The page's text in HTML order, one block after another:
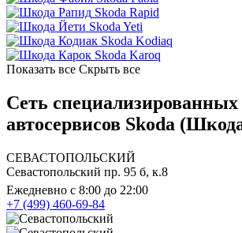
Skoda Rapid
Skoda Yeti
Skoda Kodiaq
Skoda Karoq
Показать все Скрыть все
Сеть специализированных
автосервисов Skoda
СЕВАСТОПОЛЬСКИЙ
Севастопольский пр. 95 б, к.8
Ежедневно с 8:00 до 22:00
+7 (499) 460-69-84